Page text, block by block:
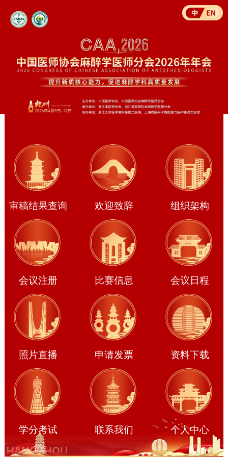
审稿结果查询 欢迎致辞 组织架构
会议注册 比赛信息 会议日程
照片直播 申请发票 资料下载
学分考试 联系我们 个人中心